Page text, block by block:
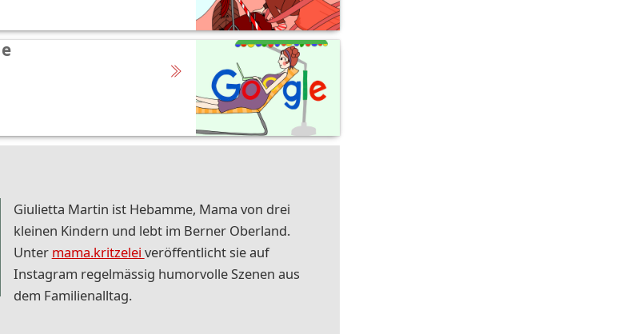
Giulietta Martin ist Hebamme, Mama von drei
kleinen Kindern und lebt im Berner Oberland.
Unter mama.kritzelei veröffentlicht sie auf
Instagram regelmässig humorvolle Szenen aus
dem Familienalltag.